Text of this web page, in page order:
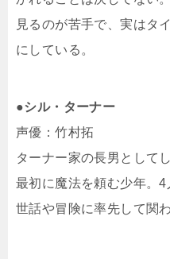
見るのが苦手で、実はタ
にしている。
●シル・ターナー
声優：竹村拓
ターナー家の長男として
最初に魔法を頼む少年。
世話や冒険に率先して関